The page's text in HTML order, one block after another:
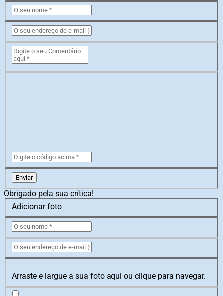
Enviar
Obrigado pela sua crítica!
Adicionar foto
Arraste e largue a sua foto aqui ou clique para navegar.